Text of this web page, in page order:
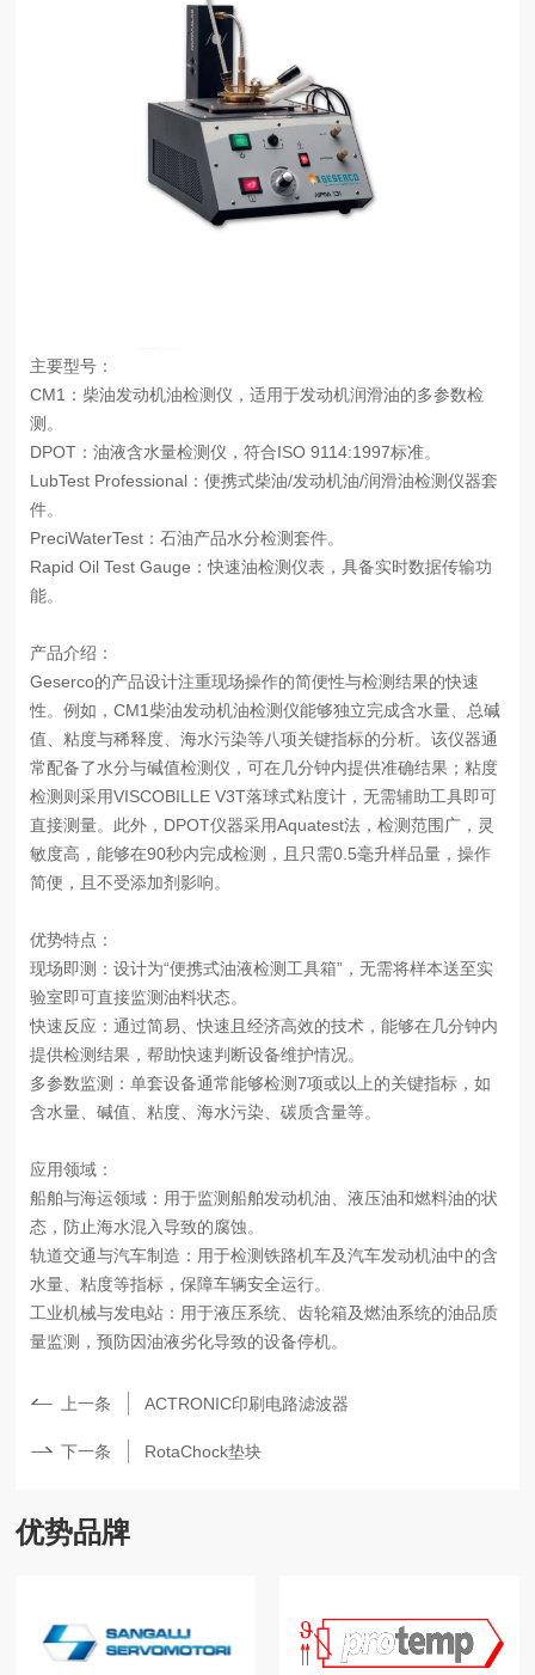
主要型号：
CM1：柴油发动机油检测仪，适用于发动机润滑油的多参数检
测。
DPOT：油液含水量检测仪，符合ISO 9114:1997标准。
LubTest Professional：便携式柴油/发动机油/润滑油检测仪器套
件。
PreciWaterTest：石油产品水分检测套件。
Rapid Oil Test Gauge：快速油检测仪表，具备实时数据传输功
能。
产品介绍：
Geserco的产品设计注重现场操作的简便性与检测结果的快速
性。例如，CM1柴油发动机油检测仪能够独立完成含水量、总碱
值、粘度与稀释度、海水污染等八项关键指标的分析。该仪器通
常配备了水分与碱值检测仪，可在几分钟内提供准确结果；粘度
检测则采用VISCOBILLE V3T落球式粘度计，无需辅助工具即可
直接测量。此外，DPOT仪器采用Aquatest法，检测范围广，灵
敏度高，能够在90秒内完成检测，且只需0.5毫升样品量，操作
简便，且不受添加剂影响。
优势特点：
现场即测：设计为“便携式油液检测工具箱”，无需将样本送至实
验室即可直接监测油料状态。
快速反应：通过简易、快速且经济高效的技术，能够在几分钟内
提供检测结果，帮助快速判断设备维护情况。
多参数监测：单套设备通常能够检测7项或以上的关键指标，如
含水量、碱值、粘度、海水污染、碳质含量等。
应用领域：
船舶与海运领域：用于监测船舶发动机油、液压油和燃料油的状
态，防止海水混入导致的腐蚀。
轨道交通与汽车制造：用于检测铁路机车及汽车发动机油中的含
水量、粘度等指标，保障车辆安全运行。
工业机械与发电站：用于液压系统、齿轮箱及燃油系统的油品质
量监测，预防因油液劣化导致的设备停机。
上一条 ACTRONIC印刷电路滤波器
下一条 RotaChock垫块
优势品牌